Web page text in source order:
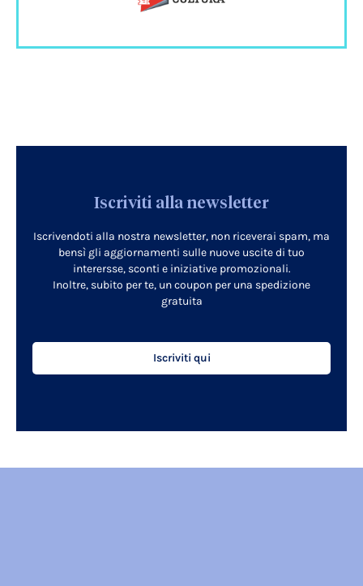
Iscriviti alla newsletter
Iscrivendoti alla nostra newsletter, non riceverai spam, ma
bensì gli aggiornamenti sulle nuove uscite di tuo
interersse, sconti e iniziative promozionali.
Inoltre, subito per te, un coupon per una spedizione
gratuita
Iscriviti qui